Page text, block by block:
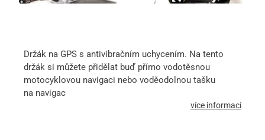
Držák na GPS s antivibračním uchycením. Na tento
držák si můžete přidělat buď přímo vodotěsnou
motocyklovou navigaci nebo voděodolnou tašku
na navigac
více informací